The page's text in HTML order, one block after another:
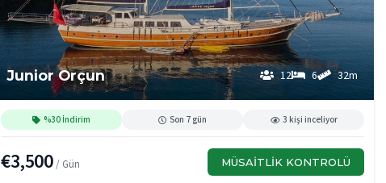
Junior Orçun 12 6 32m
%30 İndirim Son 7 gün 3 kişi inceliyor
€3,500 / Gün MÜSAITLIK KONTROLÜ